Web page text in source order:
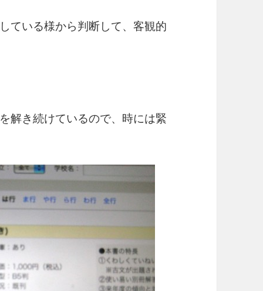
ている様から判断して、客観的
解き続けているので、時には緊